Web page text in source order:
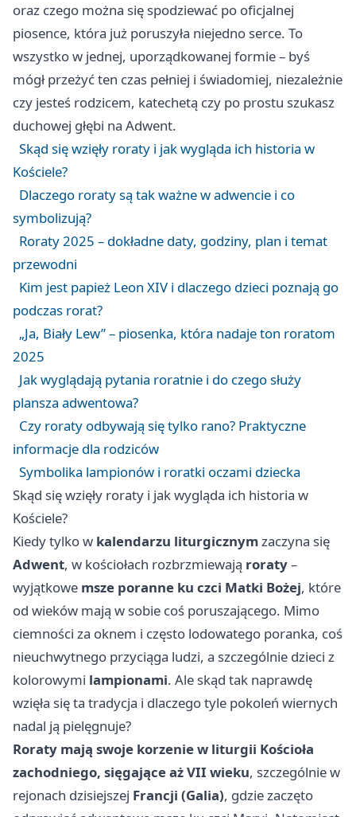
oraz czego można się spodziewać po oficjalnej
piosence, która już poruszyła niejedno serce. To
wszystko w jednej, uporządkowanej formie – byś
mógł przeżyć ten czas pełniej i świadomiej, niezależnie
czy jesteś rodzicem, katechetą czy po prostu szukasz
duchowej głębi na Adwent.
Skąd się wzięły roraty i jak wygląda ich historia w
Kościele?
Dlaczego roraty są tak ważne w adwencie i co
symbolizują?
Roraty 2025 – dokładne daty, godziny, plan i temat
przewodni
Kim jest papież Leon XIV i dlaczego dzieci poznają go
podczas rorat?
„Ja, Biały Lew” – piosenka, która nadaje ton roratom
2025
Jak wyglądają pytania roratnie i do czego służy
plansza adwentowa?
Czy roraty odbywają się tylko rano? Praktyczne
informacje dla rodziców
Symbolika lampionów i roratki oczami dziecka
Skąd się wzięły roraty i jak wygląda ich historia w
Kościele?
Kiedy tylko w kalendarzu liturgicznymzaczyna się
Adwent, w kościołach rozbrzmiewają roraty–
wyjątkowe msze poranne ku czci Matki Bożej, które
od wieków mają w sobie coś poruszającego. Mimo
ciemności za oknem i często lodowatego poranka, coś
nieuchwytnego przyciąga ludzi, a szczególnie dzieci z
kolorowymi lampionami. Ale skąd tak naprawdę
wzięła się ta tradycja i dlaczego tyle pokoleń wiernych
nadal ją pielęgnuje?
Roraty mają swoje korzenie w liturgii Kościoła
zachodniego, sięgające aż VII wieku, szczególnie w
rejonach dzisiejszej Francji (Galia), gdzie zaczęto